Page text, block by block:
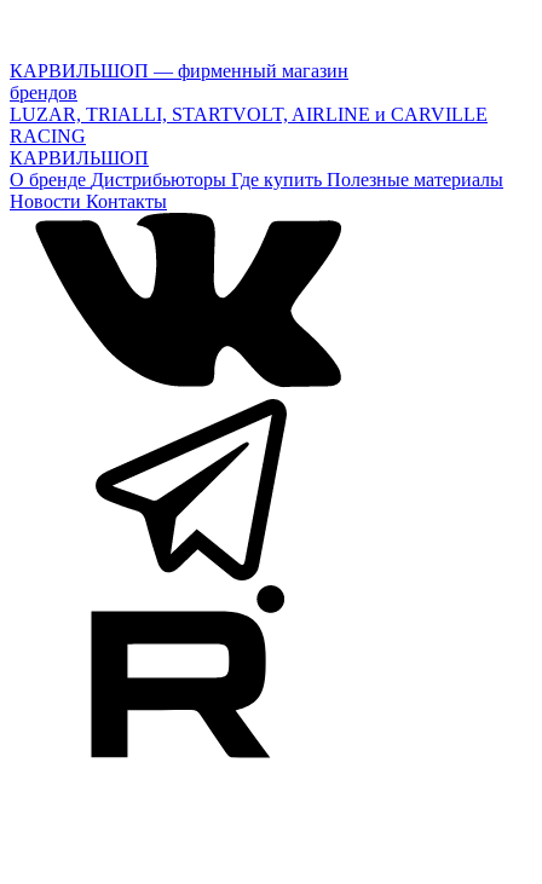
КАРВИЛЬШОП — фирменный магазин
брендов
LUZAR, TRIALLI, STARTVOLT, AIRLINE и CARVILLE
RACING
КАРВИЛЬШОП
О бренде Дистрибьюторы Где купить Полезные материалы
Новости Контакты